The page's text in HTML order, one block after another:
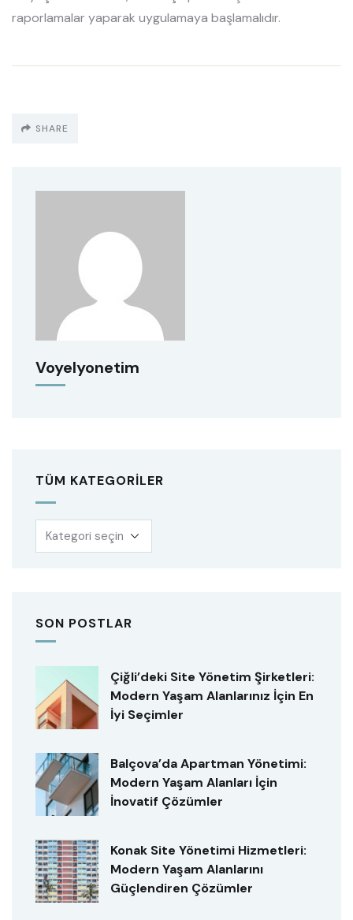
raporlamalar yaparak uygulamaya başlamalıdır.
SHARE
Voyelyonetim
TÜM KATEGORILER
SON POSTLAR
Çiğli’deki Site Yönetim Şirketleri:
Modern Yaşam Alanlarınız İçin En
İyi Seçimler
Balçova’da Apartman Yönetimi:
Modern Yaşam Alanları İçin
İnovatif Çözümler
Konak Site Yönetimi Hizmetleri:
Modern Yaşam Alanlarını
Güçlendiren Çözümler